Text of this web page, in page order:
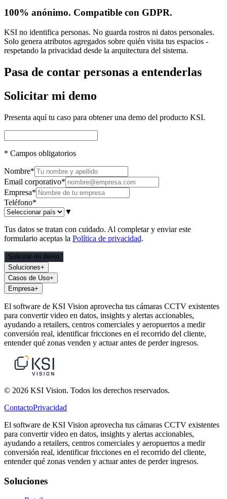
100% anónimo. Compatible con GDPR.
KSI no identifica personas. No guarda rostros ni datos personales.
Solo genera atributos agregados sobre quién visita tus espacios -
respetando la privacidad desde la arquitectura del sistema.
Pasa de contar personas a entenderlas
Solicitar mi demo
Presenta aquí tu caso para obtener una demo del producto KSI.
* Campos obligatorios
Nombre*
Email corporativo*
Empresa*
Teléfono*
▼
Tus datos se tratan con cuidado. Al completar y enviar este
formulario aceptas la Política de privacidad.
Solicitar mi demo
Soluciones+
Casos de Uso+
Empresa+
El software de KSI Vision aprovecha tus cámaras CCTV existentes
para convertir video en datos, insights y alertas accionables,
ayudando a retailers, centros comerciales y aeropuertos a medir
conversión real, identificar fricciones en el recorrido del cliente,
entender qué zonas venden y actuar antes de perder ingresos.
© 2026 KSI Vision. Todos los derechos reservados.
ContactoPrivacidad
El software de KSI Vision aprovecha tus cámaras CCTV existentes
para convertir video en datos, insights y alertas accionables,
ayudando a retailers, centros comerciales y aeropuertos a medir
conversión real, identificar fricciones en el recorrido del cliente,
entender qué zonas venden y actuar antes de perder ingresos.
Soluciones